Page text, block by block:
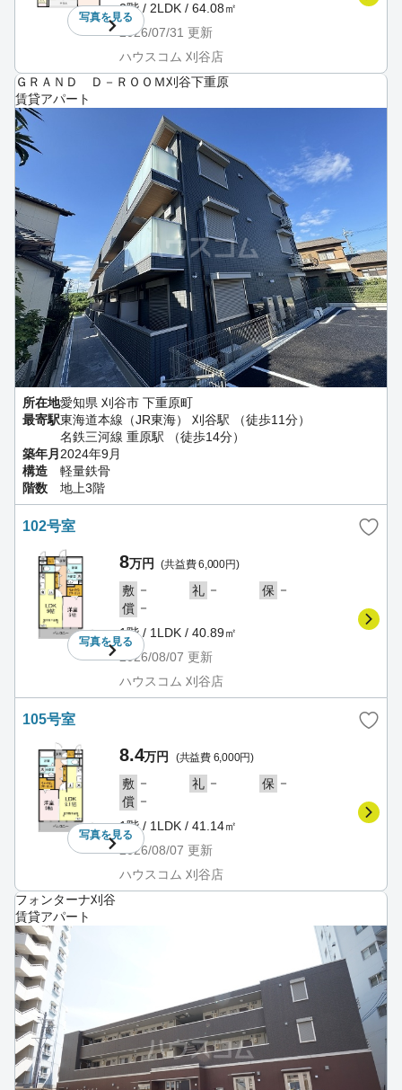
写真を見る
2階 / 2LDK / 64.08㎡
2026/07/31 更新
ハウスコム 刈谷店
ＧＲＡＮＤ Ｄ－ＲＯＯＭ刈谷下重原
賃貸アパート
所在地愛知県 刈谷市 下重原町
最寄駅東海道本線（JR東海） 刈谷駅 （徒歩11分）
名鉄三河線 重原駅 （徒歩14分）
築年月 2024年9月
構造
軽量鉄骨
階数
地上3階
102号室
写真を見る
8万円 (共益費 6,000円)
敷 － 礼 － 保 －
償 －
1階 / 1LDK / 40.89㎡
2026/08/07 更新
ハウスコム 刈谷店
105号室
写真を見る
8.4万円 (共益費 6,000円)
敷 － 礼 － 保 －
償 －
1階 / 1LDK / 41.14㎡
2026/08/07 更新
ハウスコム 刈谷店
フォンターナ刈谷
賃貸アパート